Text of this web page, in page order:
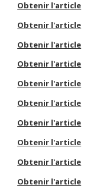
Obtenir l'article
Obtenir l'article
Obtenir l'article
Obtenir l'article
Obtenir l'article
Obtenir l'article
Obtenir l'article
Obtenir l'article
Obtenir l'article
Obtenir l'article